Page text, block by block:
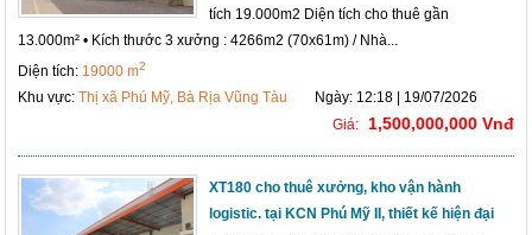
tích 19.000m2 Diện tích cho thuê gần
13.000m² • Kích thước 3 xưởng : 4266m2 (70x61m) / Nhà...
Diện tích: 19000 m2
Khu vực:Thị xã Phú Mỹ, Bà Rịa Vũng Tàu
Ngày: 12:18 | 19/07/2026
Giá:
1,500,000,000 Vnđ
XT180 cho thuê xưởng, kho vận hành
logistic. tại KCN Phú Mỹ II, thiết kế hiện đại